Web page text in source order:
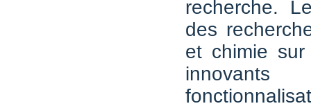
recherche.
des
et chimie